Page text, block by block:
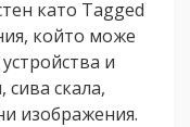
като Tagged
който може
и
скала,
изображения.